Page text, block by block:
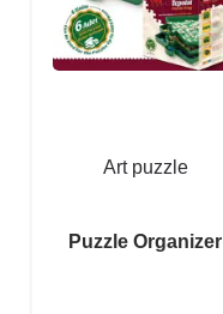
Art puzzle
Puzzle Organizer